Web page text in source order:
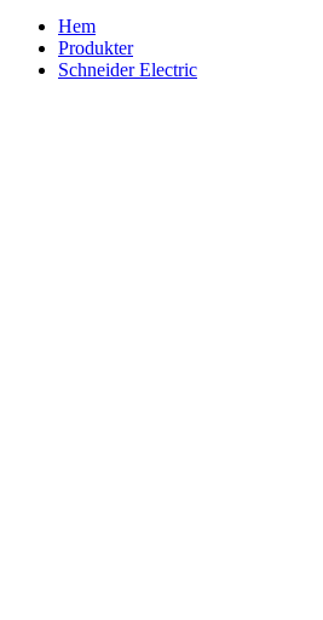
Hem
Produkter
Schneider Electric